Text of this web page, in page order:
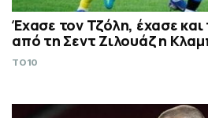
Έχασε τον Τζόλη, έχασε και
από τη Σεντ Ζιλουάζ η
TO10